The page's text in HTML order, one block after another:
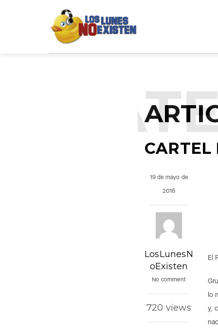
CARTEL
El
lo
y,
19 de mayo de
2016
LosLunesN
oExisten
No comment
720 views